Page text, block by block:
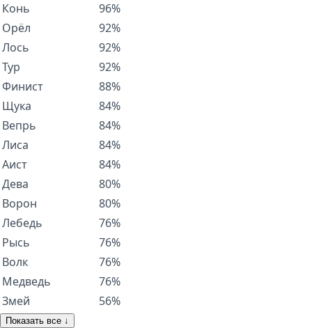
Конь
96%
Орёл
92%
Лось
92%
Тур
92%
Финист
88%
Щука
84%
Вепрь
84%
Лиса
84%
Аист
84%
Дева
80%
Ворон
80%
Лебедь
76%
Рысь
76%
Волк
76%
Медведь
76%
Змей
56%
Показать все ↓